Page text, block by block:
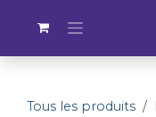
Tous les produits